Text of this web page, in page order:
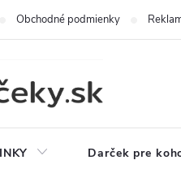
Obchodné podmienky
Darček pre